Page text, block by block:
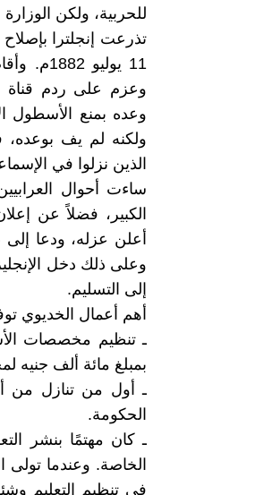
للحربية، ولكن
تذرعت إنجلترا
11
وعزم على ردم قناة
وعده بمنع الأسطول
ولكنه لم يف بوعده،
الذين نزلوا في
ساءت أحوال
الكبير، فضلاً عن
أعلن عزله، ودعا
إلى التسليم.
أهم أعمال الخديوي
ـ تنظيم مخصصات
بمبلغ مائة ألف جنيه
ـ أول من تنازل من
الحكومة.
ـ كان مهتمًا بنشر
في تنظيم التعليم